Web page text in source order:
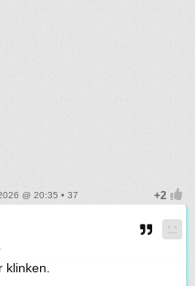
@ 20:35 • 37